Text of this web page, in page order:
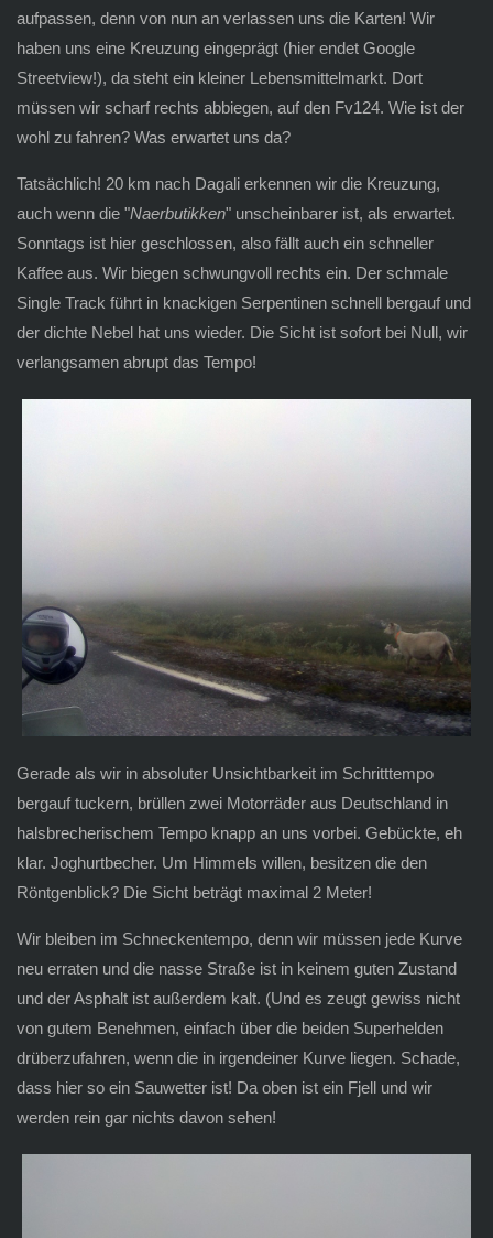
aufpassen, denn von nun an verlassen uns die Karten! Wir
haben uns eine Kreuzung eingeprägt (hier endet Google
Streetview!), da steht ein kleiner Lebensmittelmarkt. Dort
müssen wir scharf rechts abbiegen, auf den Fv124. Wie ist der
wohl zu fahren? Was erwartet uns da?
Tatsächlich! 20 km nach Dagali erkennen wir die Kreuzung,
auch wenn die "Naerbutikken" unscheinbarer ist, als erwartet.
Sonntags ist hier geschlossen, also fällt auch ein schneller
Kaffee aus. Wir biegen schwungvoll rechts ein. Der schmale
Single Track führt in knackigen Serpentinen schnell bergauf und
der dichte Nebel hat uns wieder. Die Sicht ist sofort bei Null, wir
verlangsamen abrupt das Tempo!
Gerade als wir in absoluter Unsichtbarkeit im Schritttempo
bergauf tuckern, brüllen zwei Motorräder aus Deutschland in
halsbrecherischem Tempo knapp an uns vorbei. Gebückte, eh
klar. Joghurtbecher. Um Himmels willen, besitzen die den
Röntgenblick? Die Sicht beträgt maximal 2 Meter!
Wir bleiben im Schneckentempo, denn wir müssen jede Kurve
neu erraten und die nasse Straße ist in keinem guten Zustand
und der Asphalt ist außerdem kalt. (Und es zeugt gewiss nicht
von gutem Benehmen, einfach über die beiden Superhelden
drüberzufahren, wenn die in irgendeiner Kurve liegen. Schade,
dass hier so ein Sauwetter ist! Da oben ist ein Fjell und wir
werden rein gar nichts davon sehen!